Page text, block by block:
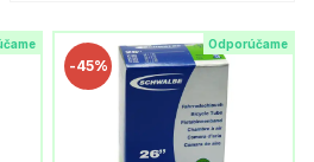
Odporúčame
-45%